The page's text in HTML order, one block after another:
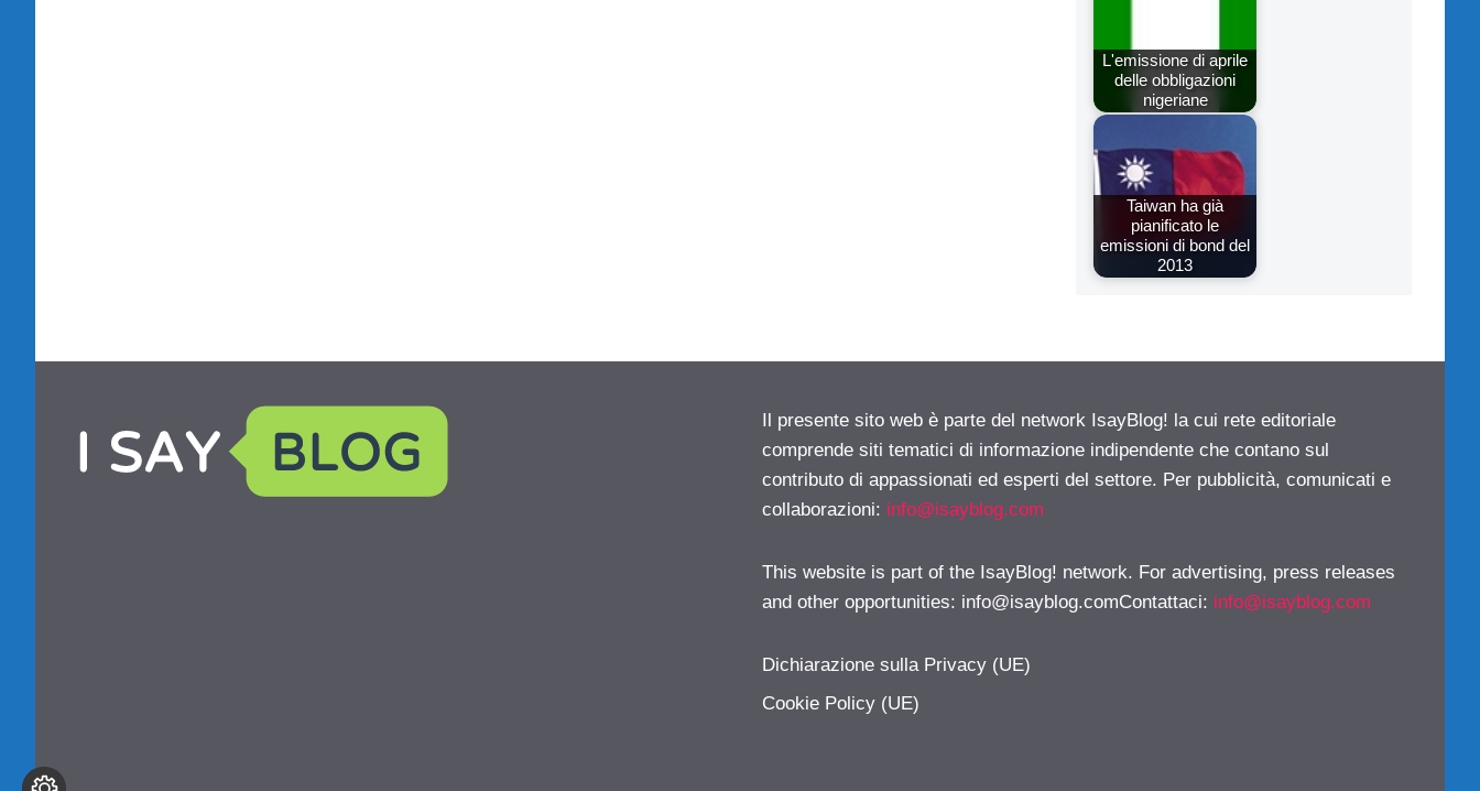
L'emissione di aprile
delle obbligazioni
nigeriane
Taiwan ha già
pianificato le
emissioni di bond del
2013
Il presente sito web è parte del network IsayBlog! la cui rete editoriale
comprende siti tematici di informazione indipendente che contano sul
contributo di appassionati ed esperti del settore. Per pubblicità, comunicati e
collaborazioni: info@isayblog.com
This website is part of the IsayBlog! network. For advertising, press releases
and other opportunities: info@isayblog.comContattaci: info@isayblog.com
Dichiarazione sulla Privacy (UE)
Cookie Policy (UE)